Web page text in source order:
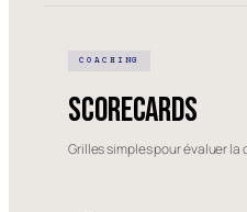
COACHING
Scorecards
Grilles simples pour évaluer la